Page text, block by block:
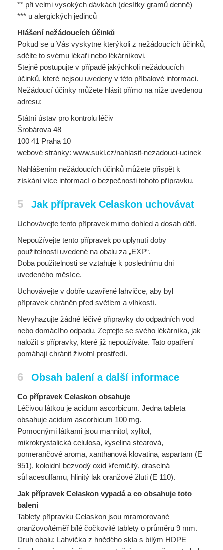
** při velmi vysokých dávkách (desítky gramů denně)
*** u alergických jedinců
Hlášení nežádoucích účinků
Pokud se u Vás vyskytne kterýkoli z nežádoucích účinků,
sdělte to svému lékaři nebo lékárníkovi.
Stejně postupujte v případě jakýchkoli nežádoucích
účinků, které nejsou uvedeny v této příbalové informaci.
Nežádoucí účinky můžete hlásit přímo na níže uvedenou
adresu:
Státní ústav pro kontrolu léčiv
Šrobárova 48
100 41 Praha 10
webové stránky: www.sukl.cz/nahlasit-nezadouci-ucinek
Nahlášením nežádoucích účinků můžete přispět k
získání více informací o bezpečnosti tohoto přípravku.
5 Jak přípravek Celaskon uchovávat
Uchovávejte tento přípravek mimo dohled a dosah dětí.
Nepoužívejte tento přípravek po uplynutí doby
použitelnosti uvedené na obalu za „EXP“.
Doba použitelnosti se vztahuje k poslednímu dni
uvedeného měsíce.
Uchovávejte v dobře uzavřené lahvičce, aby byl
přípravek chráněn před světlem a vlhkostí.
Nevyhazujte žádné léčivé přípravky do odpadních vod
nebo domácího odpadu. Zeptejte se svého lékárníka, jak
naložit s přípravky, které již nepoužíváte. Tato opatření
pomáhají chránit životní prostředí.
6 Obsah balení a další informace
Co přípravek Celaskon obsahuje
Léčivou látkou je acidum ascorbicum. Jedna tableta
obsahuje acidum ascorbicum 100 mg.
Pomocnými látkami jsou mannitol, xylitol,
mikrokrystalická celulosa, kyselina stearová,
pomerančové aroma, xanthanová klovatina, aspartam (E
951), koloidní bezvodý oxid křemičitý, draselná
sůl acesulfamu, hlinitý lak oranžové žluti (E 110).
Jak přípravek Celaskon vypadá a co obsahuje toto
balení
Tablety přípravku Celaskon jsou mramorované
oranžovo/téměř bílé čočkovité tablety o průměru 9 mm.
Druh obalu: Lahvička z hnědého skla s bílým HDPE